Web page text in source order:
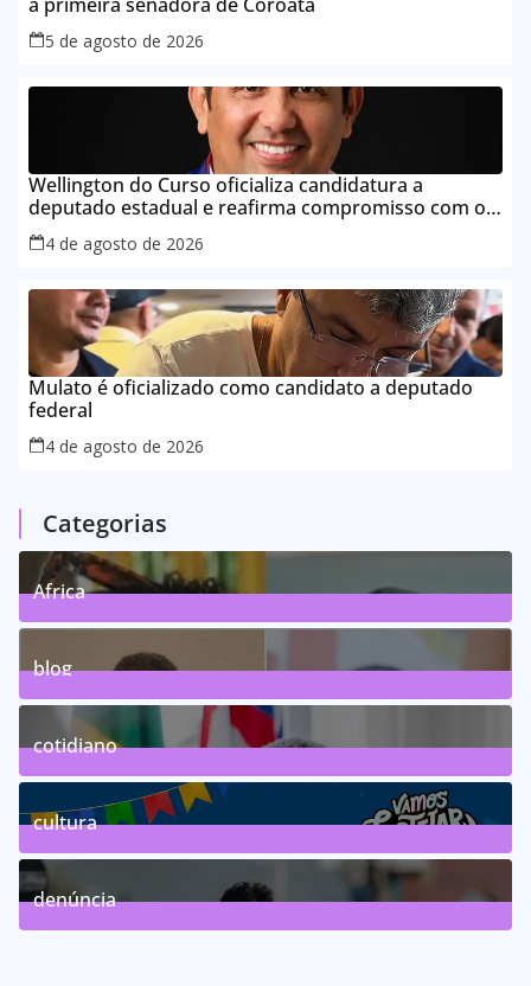
5 de agosto de 2026
Wellington do Curso oficializa candidatura a
deputado estadual e reafirma compromisso com o
povo do Maranhão
4 de agosto de 2026
Mulato é oficializado como candidato a deputado
federal
4 de agosto de 2026
Categorias
Africa
0Posts
blog
75Posts
cotidiano
46Posts
cultura
63Posts
denúncia